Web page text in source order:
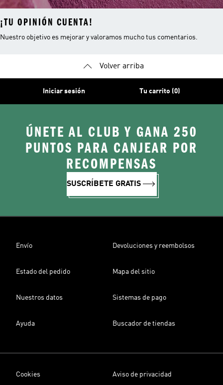
¡TU OPINIÓN CUENTA!
Nuestro objetivo es mejorar y valoramos mucho tus comentarios.
Volver arriba
Iniciar sesión Tu carrito (0)
ÚNETE AL CLUB Y GANA 250
PUNTOS PARA CANJEAR POR
RECOMPENSAS
SUSCRÍBETE GRATIS
Envío Devoluciones y reembolsos
Estado del pedido Mapa del sitio
Nuestros datos Sistemas de pago
Ayuda Buscador de tiendas
Cookies Aviso de privacidad